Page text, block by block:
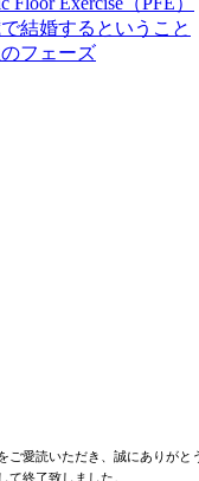
結婚するということ
フェーズ
ご愛読いただき、誠にありがと
て終了致しました。